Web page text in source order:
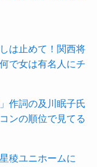
は止めて！関西将
で女は有名人にチ
作詞の及川眠子氏
ンの順位で見てる
稜ユニホームに